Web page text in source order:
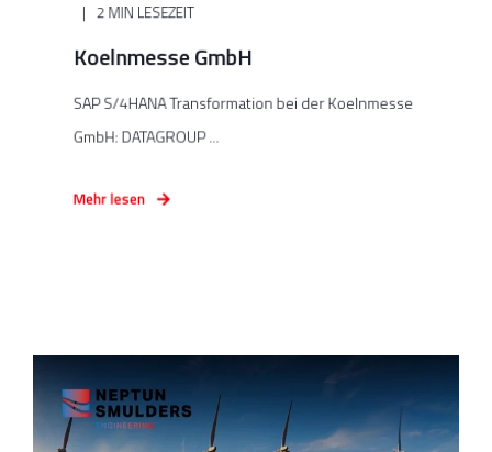
2 MIN LESEZEIT
Koelnmesse GmbH
SAP S/4HANA Transformation bei der Koelnmesse
GmbH: DATAGROUP ...
Mehr lesen